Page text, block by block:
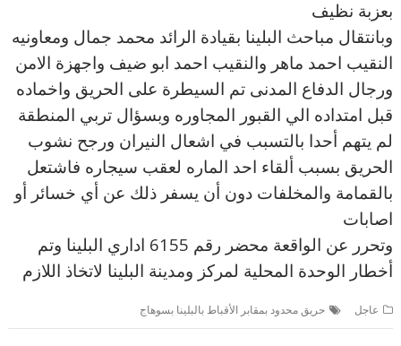
بعزبة نظيف
وبانتقال مباحث البلينا بقيادة الرائد محمد جمال ومعاونيه
النقيب احمد ماهر والنقيب احمد ابو ضيف واجهزة الامن
ورجال الدفاع المدنى تم السيطرة على الحريق واخماده
قبل امتداده الي القبور المجاوره وبسؤال تربي المنطقة
لم يتهم أحدا بالتسبب في اشعال النيران ورجح نشوب
الحريق بسبب ألقاء احد الماره لعقب سيجاره فاشتعل
بالقمامة والمخلفات دون أن يسفر ذلك عن أي خسائر أو
اصابات
وتحرر عن الواقعة محضر رقم 6155 اداري البلينا وتم
أخطار الوحدة المحلية لمركز ومدينة البلينا لاتخاذ اللازم
عاجل حريق محدود بمقابر الأقباط بالبلينا بسوهاج